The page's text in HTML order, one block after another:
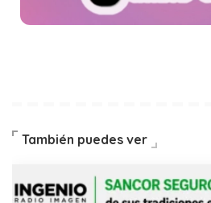
También puedes ver